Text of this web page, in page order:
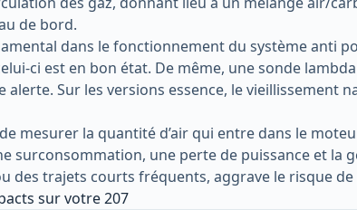
de bord.
dans le fonctionnement du système
ci est en bon état. De même, une sonde
Sur les versions essence, le vieillissement
mesurer la quantité d’air qui entre dans le
surconsommation, une perte de puissance et la
des trajets courts fréquents, aggrave le risque de
sur votre 207